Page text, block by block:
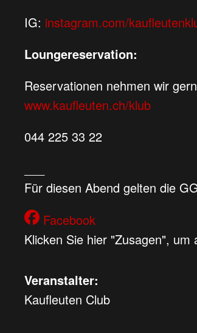
IG: instagram.com/
Loungereservation:
Reservationen nehmen wir
www.kaufleuten.ch/klub
044 225 33 22
Für diesen Abend gelten die
Facebook
Klicken Sie hier "Zusagen",
Veranstalter:
Kaufleuten Club